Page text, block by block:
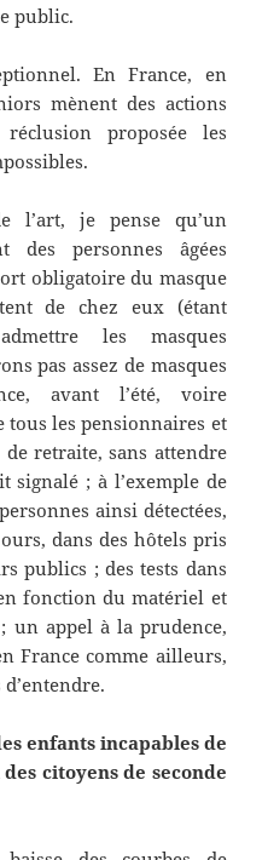
public.
En France, en
mènent des actions
proposée les
l’art, je pense qu’un
des personnes âgées
obligatoire du masque
de chez eux (étant
les masques
pas assez de masques
avant l’été, voire
tous les pensionnaires et
retraite, sans attendre
signalé ; à l’exemple de
ainsi détectées,
dans des hôtels pris
publics ; des tests dans
fonction du matériel et
un appel à la prudence,
France comme ailleurs,
enfants incapables de
citoyens de seconde